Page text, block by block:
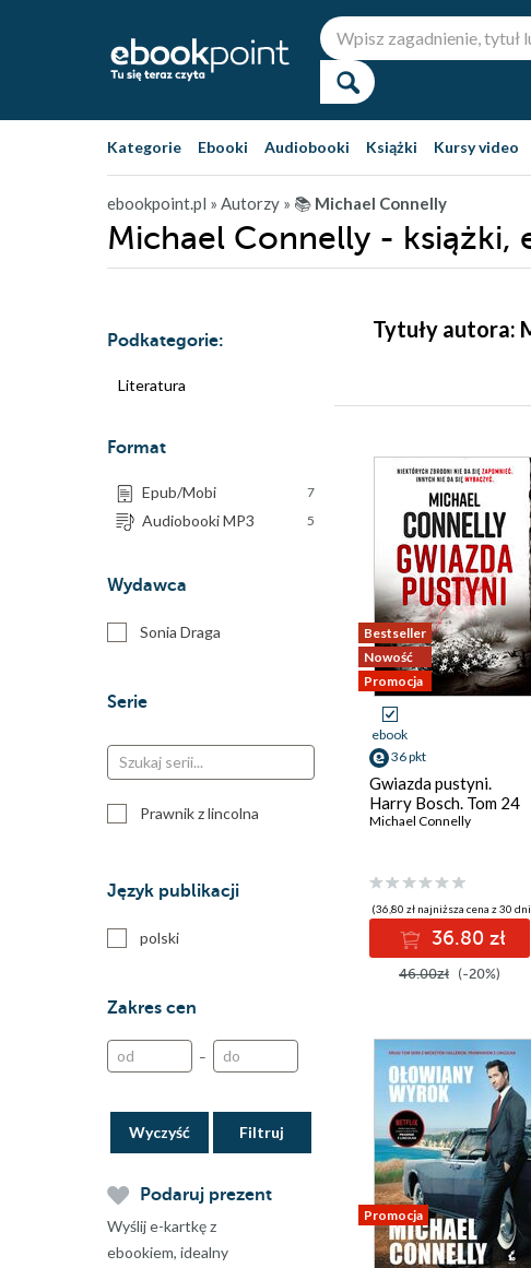
Kategorie Ebooki Audiobooki Książki Kursy video
ebookpoint.pl » Autorzy » 📚 Michael Connelly
Michael Connelly - książki,
Podkategorie:
Literatura
Format
Epub/Mobi 7
Audiobooki MP3 5
Wydawca
Sonia Draga
Serie
Prawnik z lincolna
Język publikacji
polski
Zakres cen
–
Wyczyść
Podaruj prezent
Wyślij e-kartkę z
ebookiem, idealny
Tytuły autora:
Bestseller
Nowość
Promocja
ebook
36 pkt
Gwiazda pustyni.
Harry Bosch. Tom 24
Michael Connelly
(36,80 zł najniższa cena z 30
36.80 zł
46.00zł (-20%)
Promocja